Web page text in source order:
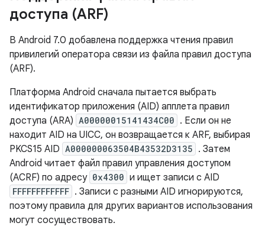
доступа (ARF)
В Android 7.0 добавлена ​​поддержка чтения правил
привилегий оператора связи из файла правил доступа
(ARF).
Платформа Android сначала пытается выбрать
идентификатор приложения (AID) апплета правил
доступа (ARA) A00000015141434C00 . Если он не
находит AID на UICC, он возвращается к ARF, выбирая
PKCS15 AID A000000063504B43532D3135 . Затем
Android читает файл правил управления доступом
(ACRF) по адресу 0x4300 и ищет записи с AID
FFFFFFFFFFFF . Записи с разными AID игнорируются,
поэтому правила для других вариантов использования
могут сосуществовать.